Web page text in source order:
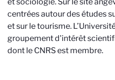
centrées autour des études
et sur le tourisme.
groupement d'intérêt
dont le CNRS est membre.